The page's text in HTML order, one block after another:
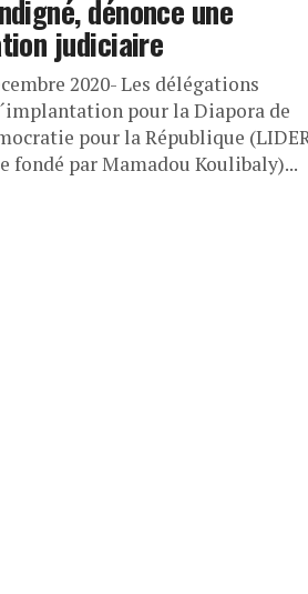
dénonce une
judiciaire
2020- Les délégations
pour la Diapora de
pour la République
par Mamadou Koulibaly)...